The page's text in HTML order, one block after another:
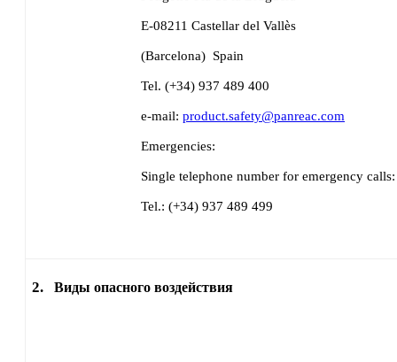
E-08211 Castellar del Vallès
(Barcelona) Spain
Tel. (+34) 937 489 400
e-mail:product.safety@panreac.com
Emergencies:
Single telephone number for emergency
Tel.: (+34) 937 489 499
2. Виды опасного воздействия